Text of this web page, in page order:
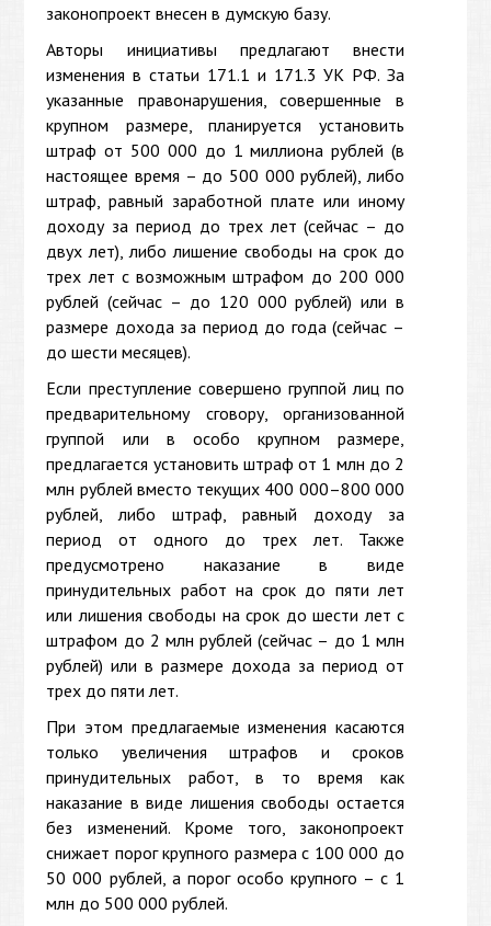
законопроект внесен в думскую базу.
Авторы инициативы предлагают внести
изменения в статьи 171.1 и 171.3 УК РФ. За
указанные правонарушения, совершенные в
крупном размере, планируется установить
штраф от 500 000 до 1 миллиона рублей (в
настоящее время – до 500 000 рублей), либо
штраф, равный заработной плате или иному
доходу за период до трех лет (сейчас – до
двух лет), либо лишение свободы на срок до
трех лет с возможным штрафом до 200 000
рублей (сейчас – до 120 000 рублей) или в
размере дохода за период до года (сейчас –
до шести месяцев).
Если преступление совершено группой лиц по
предварительному сговору, организованной
группой или в особо крупном размере,
предлагается установить штраф от 1 млн до 2
млн рублей вместо текущих 400 000–800 000
рублей, либо штраф, равный доходу за
период от одного до трех лет. Также
предусмотрено наказание в виде
принудительных работ на срок до пяти лет
или лишения свободы на срок до шести лет с
штрафом до 2 млн рублей (сейчас – до 1 млн
рублей) или в размере дохода за период от
трех до пяти лет.
При этом предлагаемые изменения касаются
только увеличения штрафов и сроков
принудительных работ, в то время как
наказание в виде лишения свободы остается
без изменений. Кроме того, законопроект
снижает порог крупного размера с 100 000 до
50 000 рублей, а порог особо крупного – с 1
млн до 500 000 рублей.